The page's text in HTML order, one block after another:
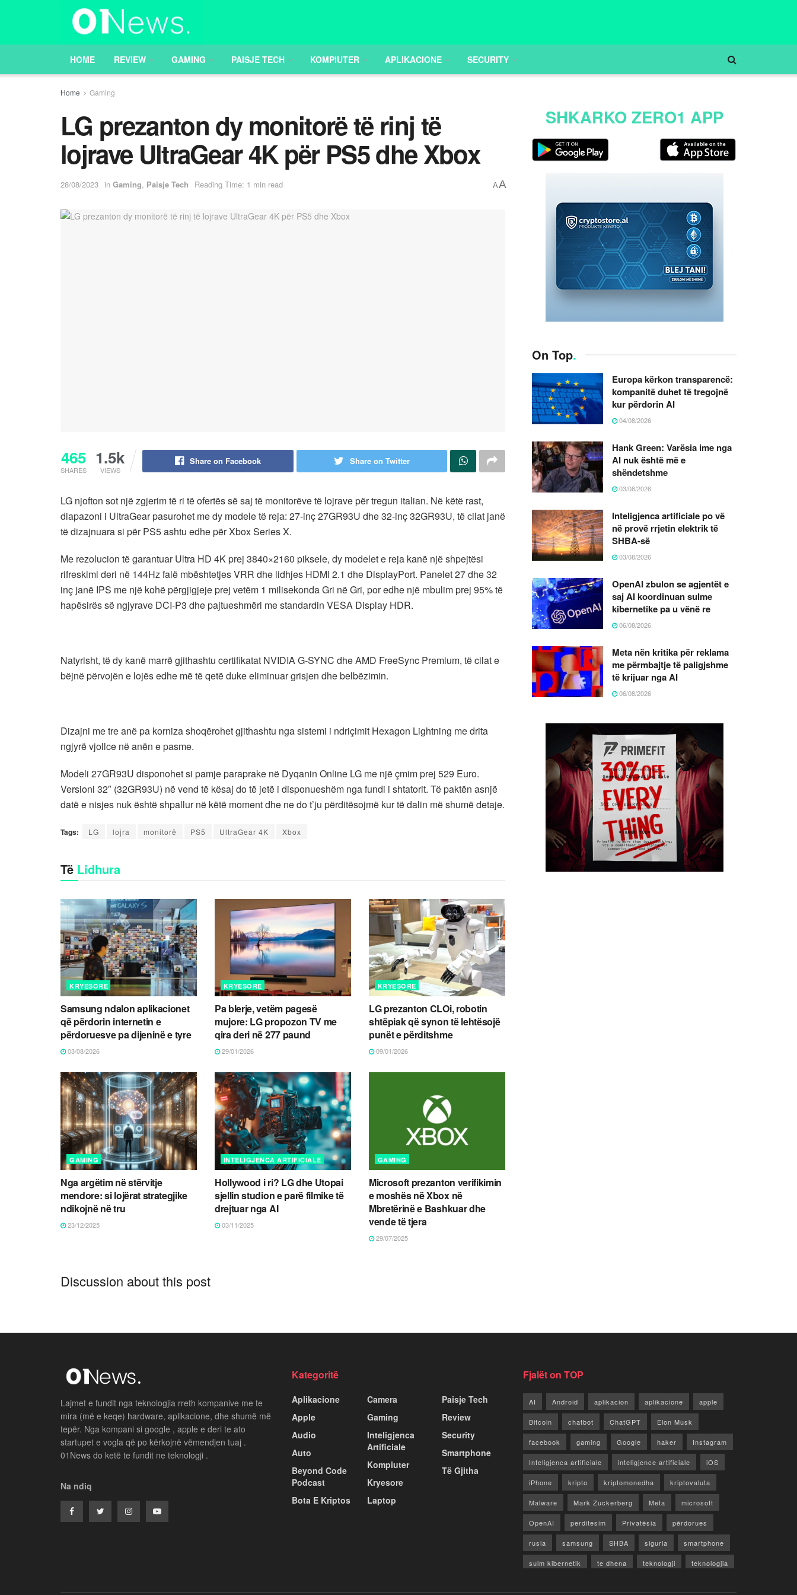
HOME REVIEW GAMING PAISJE TECH KOMPIUTER APLIKACIONE SECURITY
Home Gaming
LG prezanton dy monitorë të rinj të
lojrave UltraGear 4K për PS5 dhe Xbox
28/08/2023 in Gaming, Paisje Tech Reading Time: 1 min read AA
465
SHARES
1.5k
VIEWS
Share on Facebook Share on Twitter
LG njofton sot një zgjerim të ri të ofertës së saj të monitorëve të lojrave për tregun italian. Në këtë rast,
diapazoni i UltraGear pasurohet me dy modele të reja: 27-inç 27GR93U dhe 32-inç 32GR93U, të cilat janë
të dizajnuara si për PS5 ashtu edhe për Xbox Series X.
Me rezolucion të garantuar Ultra HD 4K prej 3840×2160 piksele, dy modelet e reja kanë një shpejtësi
rifreskimi deri në 144Hz falë mbështetjes VRR dhe lidhjes HDMI 2.1 dhe DisplayPort. Panelet 27 dhe 32
inç janë IPS me një kohë përgjigjeje prej vetëm 1 milisekonda Gri në Gri, por edhe një mbulim prej 95% të
hapësirës së ngjyrave DCI-P3 dhe pajtueshmëri me standardin VESA Display HDR.
Natyrisht, të dy kanë marrë gjithashtu certifikatat NVIDIA G-SYNC dhe AMD FreeSync Premium, të cilat e
bëjnë përvojën e lojës edhe më të qetë duke eliminuar grisjen dhe belbëzimin.
Dizajni me tre anë pa korniza shoqërohet gjithashtu nga sistemi i ndriçimit Hexagon Lightning me drita
ngjyrë vjollce në anën e pasme.
Modeli 27GR93U disponohet si pamje paraprake në Dyqanin Online LG me një çmim prej 529 Euro.
Versioni 32″ (32GR93U) në vend të kësaj do të jetë i disponueshëm nga fundi i shtatorit. Të paktën asnjë
datë e nisjes nuk është shpallur në këtë moment dhe ne do t’ju përditësojmë kur të dalin më shumë detaje.
Tags: LG lojra monitorë PS5 UltraGear 4K Xbox
Të Lidhura
KRYESORE
Samsung ndalon aplikacionet
që përdorin internetin e
përdoruesve pa dijeninë e tyre
03/08/2026
KRYESORE
Pa blerje, vetëm pagesë
mujore: LG propozon TV me
qira deri në 277 paund
29/01/2026
KRYESORE
LG prezanton CLOi, robotin
shtëpiak që synon të lehtësojë
punët e përditshme
09/01/2026
GAMING
Nga argëtim në stërvitje
mendore: si lojërat strategjike
ndikojnë në tru
23/12/2025
INTELIGJENCA ARTIFICIALE
Hollywood i ri? LG dhe Utopai
sjellin studion e parë filmike të
drejtuar nga AI
03/11/2025
GAMING
Microsoft prezanton verifikimin
e moshës në Xbox në
Mbretërinë e Bashkuar dhe
vende të tjera
29/07/2025
Discussion about this post
SHKARKO ZERO1 APP
On Top.
Europa kërkon transparencë:
kompanitë duhet të tregojnë
kur përdorin AI
04/08/2026
Hank Green: Varësia ime nga
AI nuk është më e
shëndetshme
03/08/2026
Inteligjenca artificiale po vë
në provë rrjetin elektrik të
SHBA-së
03/08/2026
OpenAI zbulon se agjentët e
saj AI koordinuan sulme
kibernetike pa u vënë re
06/08/2026
Meta nën kritika për reklama
me përmbajtje të paligjshme
të krijuar nga AI
06/08/2026
Lajmet e fundit nga teknologjia rreth kompanive me te
mira (më e keqe) hardware, aplikacione, dhe shumë më
tepër. Nga kompani si google , apple e deri te ato
startupet e vogla që po kërkojnë vëmendjen tuaj .
01News do ketë te fundit ne teknologji .
Na ndiq
Kategoritë
Aplikacione
Apple
Audio
Auto
Beyond Code
Podcast
Bota E Kriptos
Camera
Gaming
Inteligjenca
Artificiale
Kompiuter
Kryesore
Laptop
Paisje Tech
Review
Security
Smartphone
Të Gjitha
Fjalët on TOP
AI Android aplikacion aplikacione apple
Bitcoin chatbot ChatGPT Elon Musk
facebook gaming Google haker Instagram
Inteligjenca artificiale inteligjence artificiale iOS
iPhone kripto kriptomonedha kriptovaluta
Malware Mark Zuckerberg Meta microsoft
OpenAI perditesim Privatësia përdorues
rusia samsung SHBA siguria smartphone
sulm kibernetik te dhena teknologji teknologjia